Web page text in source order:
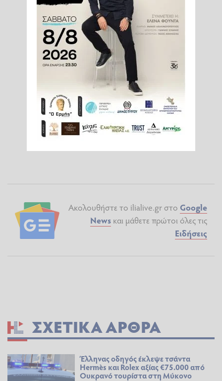
Ακολουθήστε το ilialive.gr στο Google
News και μάθετε πρώτοι όλες τις
Ειδήσεις
ΣΧΕΤΙΚΆ ΆΡΘΡΑ
Έλληνας οδηγός έκλεψε τσάντα
Hermès και Rolex αξίας €75.000 από
Ουκρανό τουρίστα στη Μύκονο